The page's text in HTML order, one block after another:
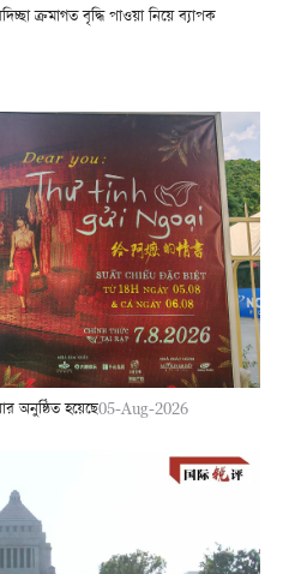
ক্রমাগত বৃদ্ধি পাওয়া নিয়ে ব্যাপক
অনুষ্ঠিত হয়েছে05-Aug-2026